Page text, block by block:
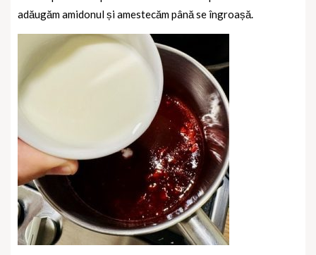
adăugăm amidonul și amestecăm până se îngroașă.